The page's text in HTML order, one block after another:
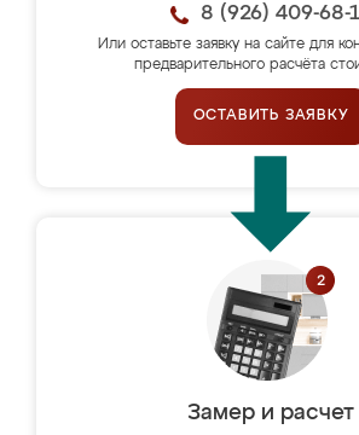
8 (926) 409-68-
Или оставьте заявку на сайте для
предварительного расчёта
ОСТАВИТЬ ЗАЯВКУ
Замер и расчет